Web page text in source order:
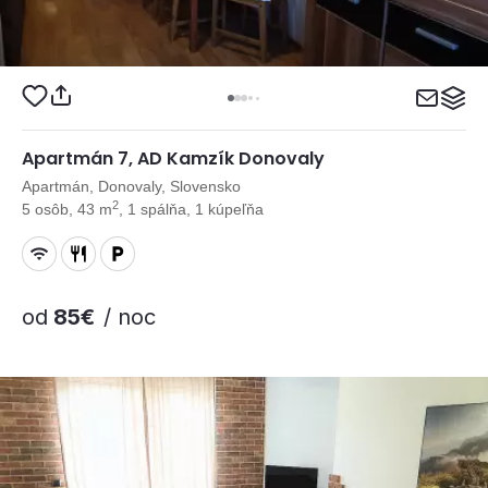
Apartmán 7, AD Kamzík Donovaly
Apartmán, Donovaly, Slovensko
5 osôb, 43 m2 , 1 spálňa, 1 kúpeľňa
od 85€ / noc